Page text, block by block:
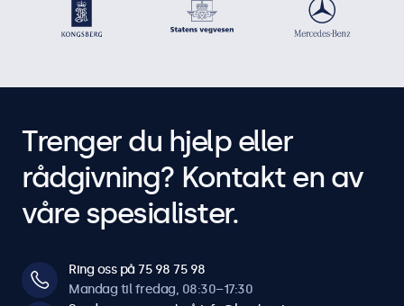
Trenger du hjelp eller
rådgivning? Kontakt en av
våre spesialister.
Ring oss på 75 98 75 98
Mandag til fredag, 08:30–17:30